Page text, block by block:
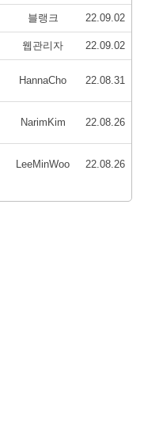
블랭크 22.09.02
웹관리자 22.09.02
HannaCho 22.08.31
NarimKim 22.08.26
LeeMinWoo 22.08.26